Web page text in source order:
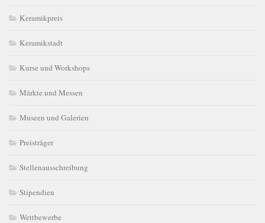
Keramikpreis
Keramikstadt
Kurse und Workshops
Märkte und Messen
Museen und Galerien
Preisträger
Stellenausschreibung
Stipendien
Wettbewerbe